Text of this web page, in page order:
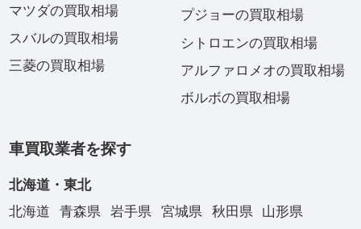
マツダの買取相場
スバルの買取相場
三菱の買取相場
プジョーの買取相場
シトロエンの買取相場
アルファロメオの買取相場
ボルボの買取相場
車買取業者を探す
北海道・東北
北海道
青森県 岩手県 宮城県 秋田県
山形県